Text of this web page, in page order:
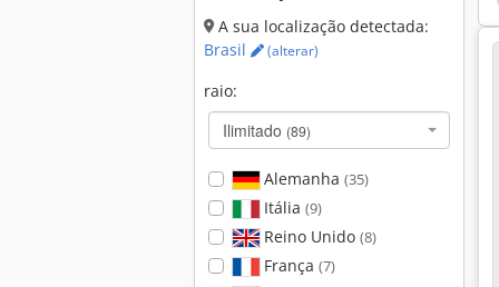
A sua localização detectada:
Brasil
(alterar)
raio:
Ilimitado (89)
Alemanha (35)
Itália (9)
Reino Unido (8)
França (7)